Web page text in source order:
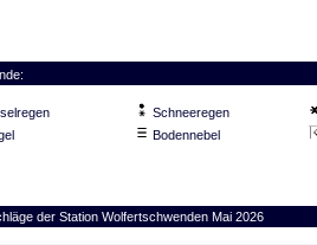
Schneeregen
Bodennebel
der Station Wolfertschwenden Mai 2026